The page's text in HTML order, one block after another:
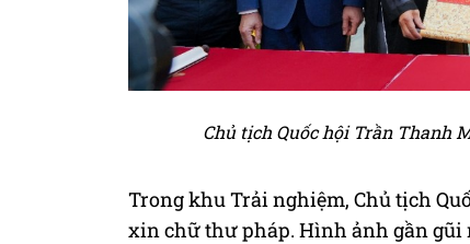
Chủ tịch Quốc hội Trần Thanh
Trong khu Trải nghiệm, Chủ tịch
xin chữ thư pháp. Hình ảnh gần gũi